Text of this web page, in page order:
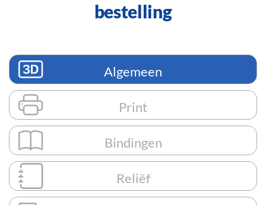
bestelling
Algemeen
Print
Bindingen
Reliëf